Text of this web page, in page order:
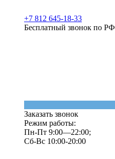
+7 812 645-18-33
Бесплатный звонок по РФ
Заказать звонок
Режим работы:
Пн-Пт 9:00—22:00;
Сб-Вс 10:00-20:00